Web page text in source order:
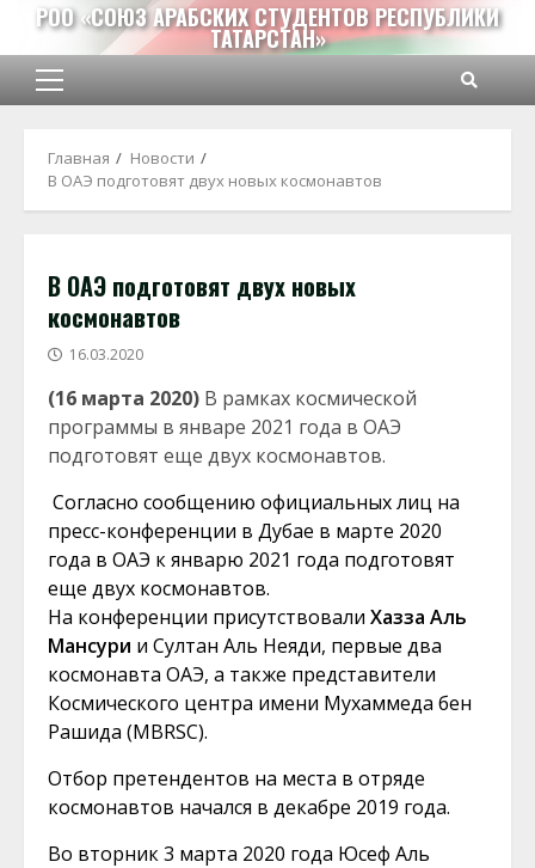
Перейти
содержимому
РОО «СОЮЗ АРАБСКИХ СТУДЕНТОВ РЕСПУБЛИКИ
ТАТАРСТАН»
Основное
Главная
Новости
В ОАЭ подготовят двух новых космонавтов
В ОАЭ подготовят двух новых
космонавтов
16.03.2020
(16 марта 2020) В рамках космической
программы в январе 2021 года в ОАЭ
подготовят еще двух космонавтов.
Согласно сообщению официальных лиц на
пресс-конференции в Дубае в марте 2020
года в ОАЭ к январю 2021 года подготовят
еще двух космонавтов.
На конференции присутствовали Хазза Аль
Мансури и Султан Аль Неяди, первые два
космонавта ОАЭ, а также представители
Космического центра имени Мухаммеда бен
Рашида (MBRSC).
Отбор претендентов на места в отряде
космонавтов начался в декабре 2019 года.
Во вторник 3 марта 2020 года Юсеф Аль